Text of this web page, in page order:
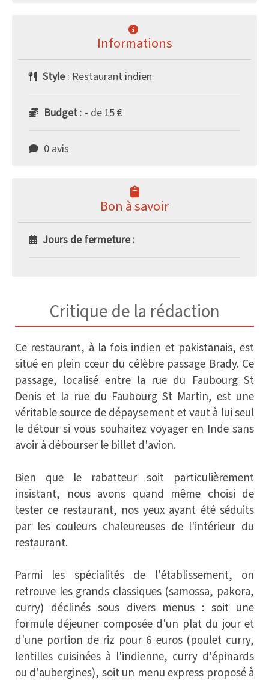
Informations
Style : Restaurant indien
Budget : - de 15 €
0 avis
Bon à savoir
Jours de fermeture :
Critique de la rédaction
Ce restaurant, à la fois indien et pakistanais, est
situé en plein cœur du célèbre passage Brady. Ce
passage, localisé entre la rue du Faubourg St
Denis et la rue du Faubourg St Martin, est une
véritable source de dépaysement et vaut à lui seul
le détour si vous souhaitez voyager en Inde sans
avoir à débourser le billet d'avion.
Bien que le rabatteur soit particulièrement
insistant, nous avons quand même choisi de
tester ce restaurant, nos yeux ayant été séduits
par les couleurs chaleureuses de l'intérieur du
restaurant.
Parmi les spécialités de l'établissement, on
retrouve les grands classiques (samossa, pakora,
curry) déclinés sous divers menus : soit une
formule déjeuner composée d'un plat du jour et
d'une portion de riz pour 6 euros (poulet curry,
lentilles cuisinées à l'indienne, curry d'épinards
ou d'aubergines), soit un menu express proposé à